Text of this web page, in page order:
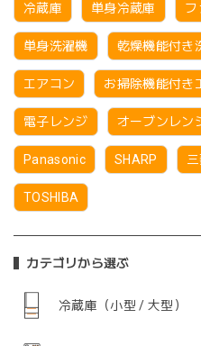
冷蔵庫 単身冷蔵庫 フ
単身洗濯機 乾燥機能付き
エアコン お掃除機能付き
電子レンジ オーブンレン
Panasonic SHARP
TOSHIBA
カテゴリから選ぶ
冷蔵庫（小型 / 大型）